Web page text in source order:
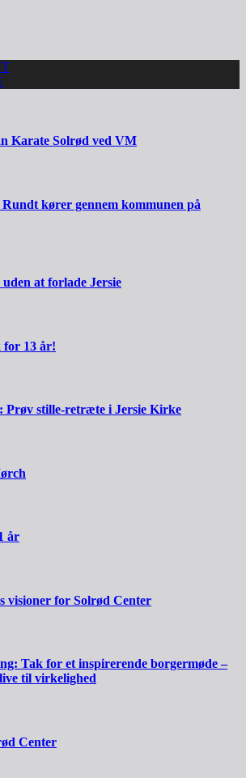
Karate Solrød ved VM
kører gennem kommunen på
at forlade Jersie
for 13 år!
Prøv stille-retræte i Jersie Kirke
år
visioner for Solrød Center
Tak for et inspirerende borgermøde –
til virkelighed
Center